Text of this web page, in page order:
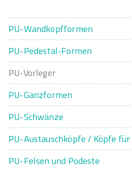
PU-Wandkopfformen
PU-Pedestal-Formen
PU-Vorleger
PU-Ganzformen
PU-Schwänze
PU-Austauschköpfe / Köpfe
PU-Felsen und Podeste